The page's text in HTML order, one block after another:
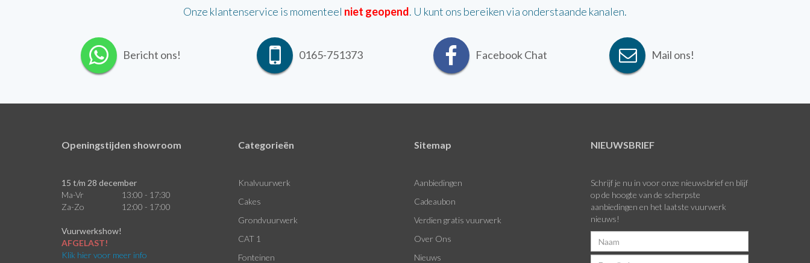
Onze klantenservice is momenteel niet geopend. U kunt ons bereiken via onderstaande kanalen.
Bericht ons! 0165-751373 Facebook Chat Mail ons!
Openingstijden showroom
15 t/m 28 december
Ma-Vr
13:00 - 17:30
Za-Zo
12:00 - 17:00
Vuurwerkshow!
AFGELAST!
Klik hier voor meer info
Categorieën
Knalvuurwerk
Cakes
Grondvuurwerk
CAT 1
Fonteinen
Sitemap
Aanbiedingen
Cadeaubon
Verdien gratis vuurwerk
Over Ons
Nieuws
NIEUWSBRIEF
Schrijf je nu in voor onze nieuwsbrief en blijf
op de hoogte van de scherpste
aanbiedingen en het laatste vuurwerk
nieuws!